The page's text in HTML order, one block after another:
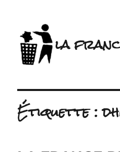
la
Étiquette :